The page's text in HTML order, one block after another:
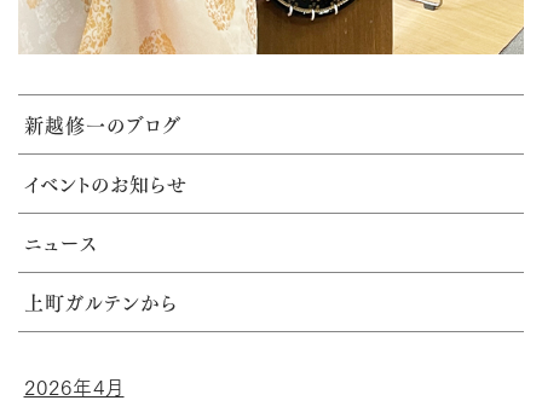
新越修一のブログ
イベントのお知らせ
ニュース
上町ガルテンから
2026年4月